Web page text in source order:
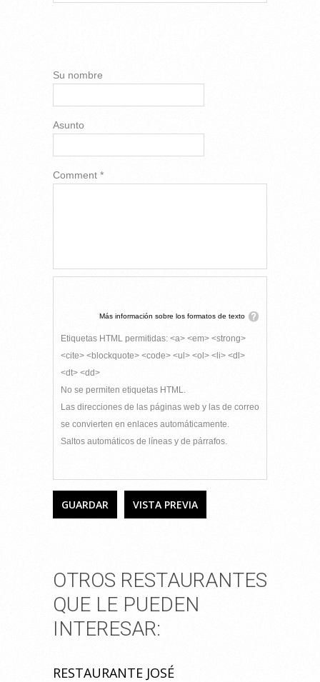
Su nombre
Asunto
Comment *
Más información sobre los formatos de texto
Etiquetas HTML permitidas: <a> <em> <strong>
<cite> <blockquote> <code> <ul> <ol> <li> <dl>
<dt> <dd>
No se permiten etiquetas HTML.
Las direcciones de las páginas web y las de correo
se convierten en enlaces automáticamente.
Saltos automáticos de líneas y de párrafos.
OTROS RESTAURANTES
QUE LE PUEDEN
INTERESAR:
RESTAURANTE JOSÉ